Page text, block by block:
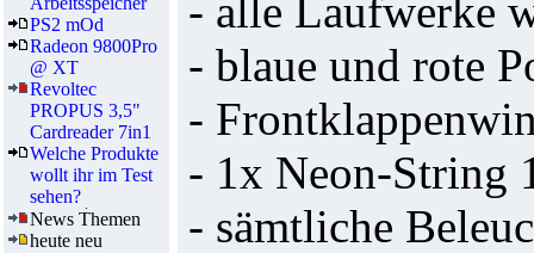
PS2 mOd
Radeon 9800Pro
@ XT
Revoltec
PROPUS 3,5"
Cardreader 7in1
Welche Produkte
wollt ihr im Test
sehen?
News Themen
heute neu
- alle Laufwerke
- blaue und rote
-
- 1x Neon-String
- sämtliche